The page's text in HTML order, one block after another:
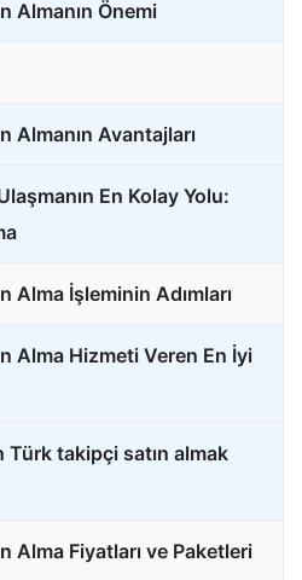
Almanın Önemi
Almanın Avantajları
En Kolay Yolu:
Alma İşleminin Adımları
Alma Hizmeti Veren En İyi
Türk takipçi satın almak
Alma Fiyatları ve Paketleri